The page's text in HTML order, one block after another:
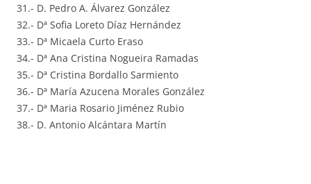
31.- D. Pedro A. Álvarez González
32.- Dª Sofia Loreto Díaz Hernández
33.- Dª Micaela Curto Eraso
34.- Dª Ana Cristina Nogueira Ramadas
35.- Dª Cristina Bordallo Sarmiento
36.- Dª María Azucena Morales González
37.- Dª Maria Rosario Jiménez Rubio
38.- D. Antonio Alcántara Martín